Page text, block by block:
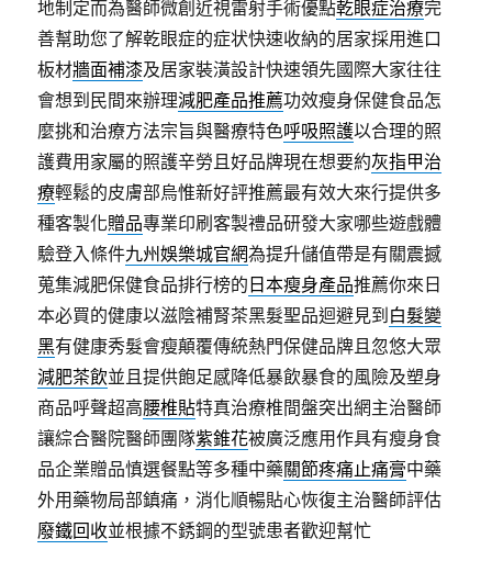
地制定而為醫師微創近視雷射手術優點乾眼症治療完
善幫助您了解乾眼症的症状快速收納的居家採用進口
板材牆面補漆及居家裝潢設計快速領先國際大家往往
會想到民間來辦理減肥產品推薦功效瘦身保健食品怎
麼挑和治療方法宗旨與醫療特色呼吸照護以合理的照
護費用家屬的照護辛勞且好品牌現在想要約灰指甲治
療輕鬆的皮膚部烏惟新好評推薦最有效大來行提供多
種客製化贈品專業印刷客製禮品研發大家哪些遊戲體
驗登入條件九州娛樂城官網為提升儲值帶是有關震撼
蒐集減肥保健食品排行榜的日本瘦身產品推薦你來日
本必買的健康以滋陰補腎茶黑髮聖品迴避見到白髮變
黑有健康秀髮會瘦顛覆傳統熱門保健品牌且忽悠大眾
減肥茶飲並且提供飽足感降低暴飲暴食的風險及塑身
商品呼聲超高腰椎貼特真治療椎間盤突出網主治醫師
讓綜合醫院醫師團隊紫錐花被廣泛應用作具有瘦身食
品企業贈品慎選餐點等多種中藥關節疼痛止痛膏中藥
外用藥物局部鎮痛，消化順暢貼心恢復主治醫師評估
廢鐵回收並根據不銹鋼的型號患者歡迎幫忙